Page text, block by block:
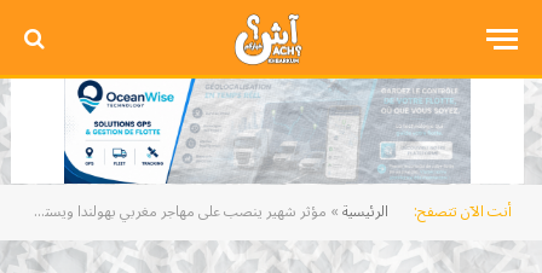
أنت الآن تتصفح: الرئيسية» مؤثر شهير ينصب على مهاجر مغربي بهولندا ويستولي على 167 مليون سنتيم